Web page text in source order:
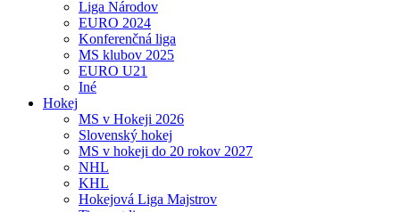
Liga Národov
EURO 2024
Konferenčná liga
MS klubov 2025
EURO U21
Iné
Hokej
MS v Hokeji 2026
Slovenský hokej
MS v hokeji do 20 rokov 2027
NHL
KHL
Hokejová Liga Majstrov